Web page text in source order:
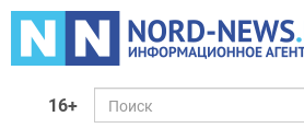
16+